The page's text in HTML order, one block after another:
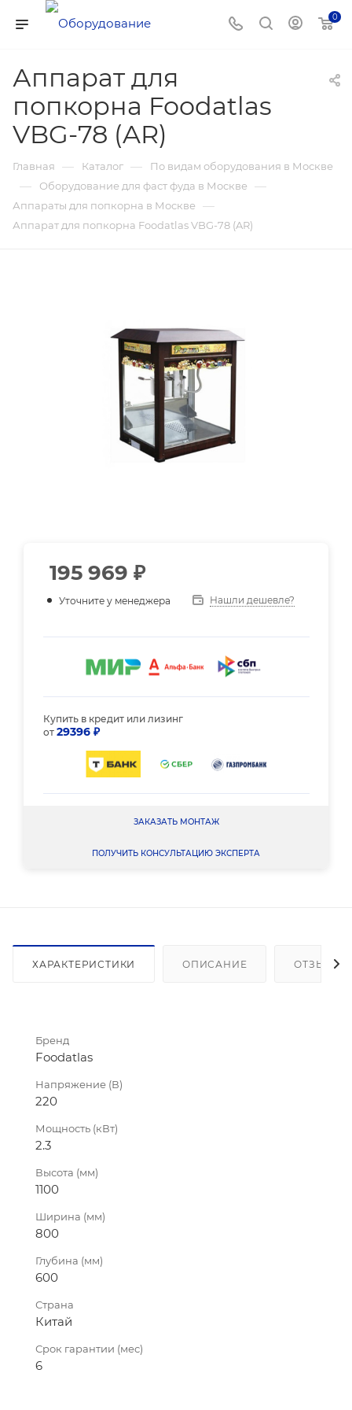
0
Аппарат для
попкорна Foodatlas
VBG-78 (AR)
Главная — Каталог — По видам оборудования в Москве
— Оборудование для фаст фуда в Москве —
Аппараты для попкорна в Москве —
Аппарат для попкорна Foodatlas VBG-78 (AR)
195 969 ₽
Уточните у менеджера Нашли дешевле?
Купить в кредит или лизинг
от 29396 ₽
ЗАКАЗАТЬ МОНТАЖ
ПОЛУЧИТЬ КОНСУЛЬТАЦИЮ ЭКСПЕРТА
ХАРАКТЕРИСТИКИ ОПИСАНИЕ ОТЗЫВЫ
Бренд
Foodatlas
Напряжение (В)
220
Мощность (кВт)
2.3
Высота (мм)
1100
Ширина (мм)
800
Глубина (мм)
600
Страна
Китай
Срок гарантии (мес)
6